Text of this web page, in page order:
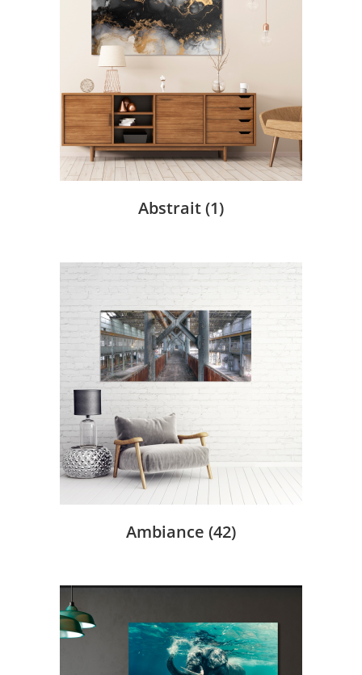
Abstrait(1)
Ambiance (42)